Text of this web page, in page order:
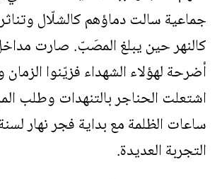
جماعية سالت دماؤهم كالشلّال
كالنهر حين يبلغ المصَبّ. صارت
أضرحة لهؤلاء الشهداء فزيّنوا الزمان
اشتعلت الحناجر بالتنهدات وطلب
ساعات الظلمة مع بداية فجر نهار
التجربة العديدة.